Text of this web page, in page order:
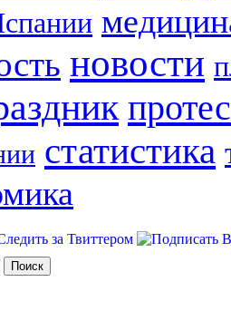
новости
статистика